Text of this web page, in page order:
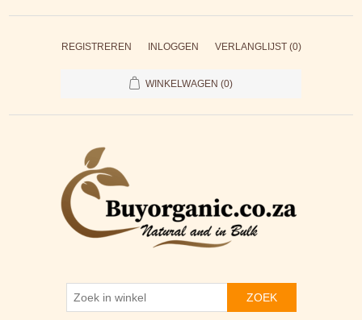
REGISTREREN INLOGGEN VERLANGLIJST (0)
WINKELWAGEN (0)
ZOEK